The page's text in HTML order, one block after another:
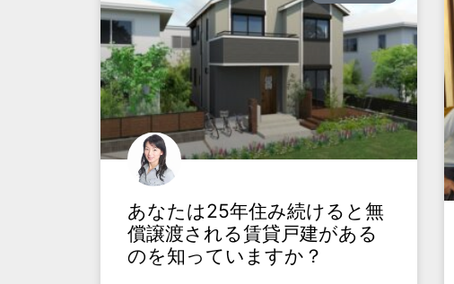
あなたは25年住み続けると無
償譲渡される賃貸戸建がある
のを知っていますか？